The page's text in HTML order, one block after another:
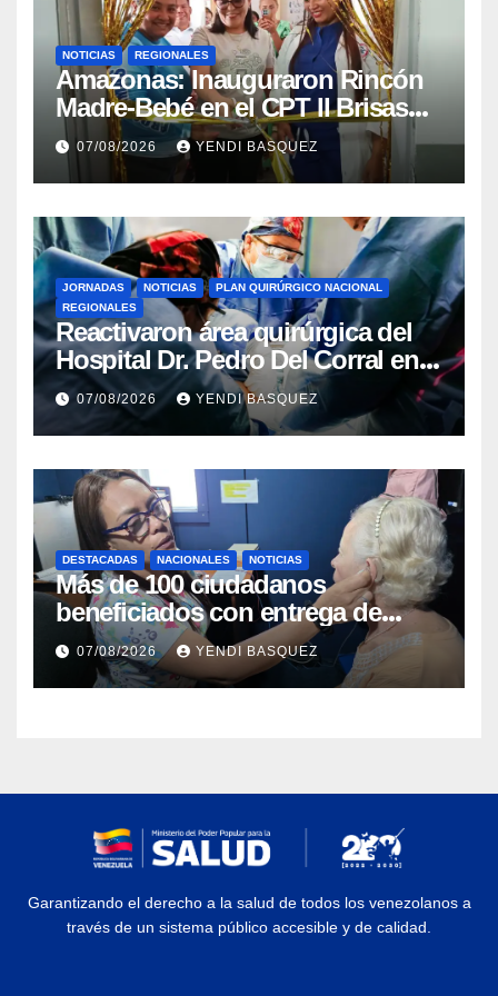
NOTICIAS REGIONALES
​Amazonas: Inauguraron Rincón
Madre-Bebé en el CPT II Brisas
del Aeropuerto ​Inauguraron
Rincón
07/08/2026 YENDI BASQUEZ
JORNADAS NOTICIAS
PLAN QUIRÚRGICO NACIONAL
REGIONALES
Reactivaron área quirúrgica del
Hospital Dr. Pedro Del Corral en
Guárico
07/08/2026 YENDI BASQUEZ
DESTACADAS NACIONALES NOTICIAS
Más de 100 ciudadanos
beneficiados con entrega de
prótesis auditivas en el Centro de
Rehabilitación J.J. Arvelo
07/08/2026 YENDI BASQUEZ
Garantizando el derecho a la salud de todos los venezolanos a
través de un sistema público accesible y de calidad.